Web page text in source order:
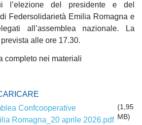
l’elezione del presidente e del
Federsolidarietà Emilia Romagna e
all’assemblea nazionale. La
alle ore 17.30.
completo nei materiali
Confcooperative
Romagna_20 aprile 2026.pdf
(1,95
MB)